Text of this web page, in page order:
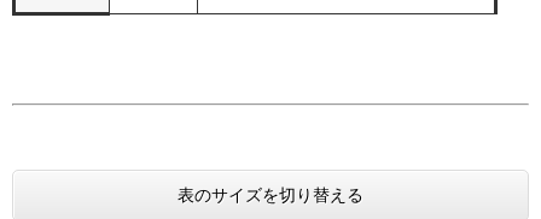
表のサイズを切り替える